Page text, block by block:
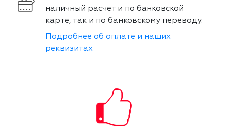
наличный расчет и по банковской
карте, так и по банковскому переводу.
Подробнее об оплате и наших
реквизитах